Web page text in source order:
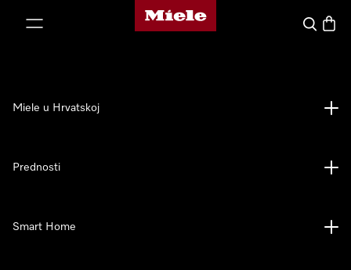
Miele početna stranica
Pretraga
Miele u Hrvatskoj
Prednosti
Smart Home